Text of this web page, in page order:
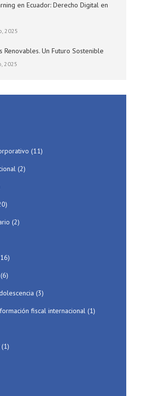
en Ecuador: Derecho Digital en
2025
Renovables. Un Futuro Sostenible
2025
(11)
(2)
(2)
(6)
(3)
fiscal internacional (1)
(1)